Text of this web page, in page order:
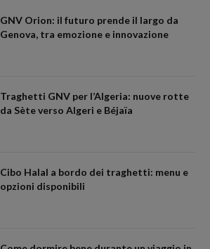
GNV Orion: il futuro prende il largo da
Genova, tra emozione e innovazione
Traghetti GNV per l’Algeria: nuove rotte
da Sète verso Algeri e Béjaïa
Cibo Halal a bordo dei traghetti: menu e
opzioni disponibili